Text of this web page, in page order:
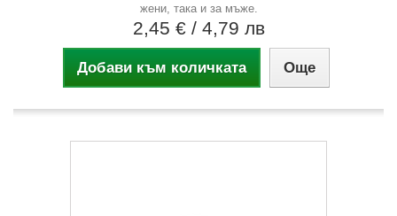
жени, така и за мъже.
2,45 € / 4,79 лв
Добави към количката Още